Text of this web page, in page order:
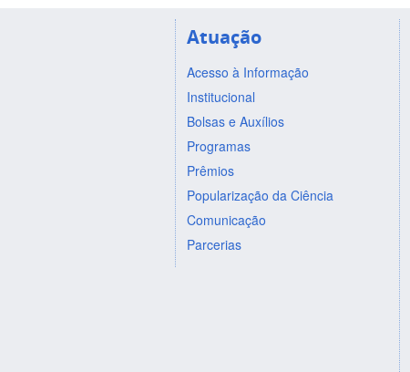
Atuação
Acesso à Informação
Institucional
Bolsas e Auxílios
Programas
Prêmios
Popularização da Ciência
Comunicação
Parcerias